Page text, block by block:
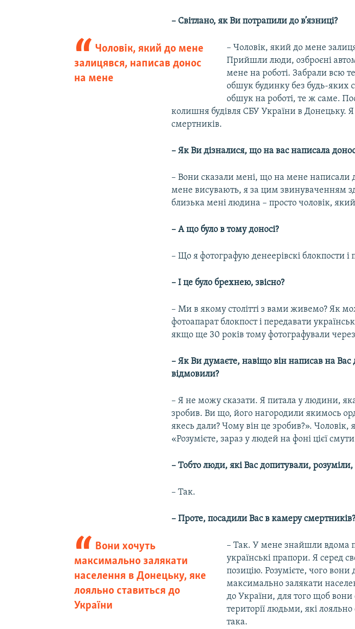
– Світлано, як Ви потрапили до в’язниці?
Чоловік, який до мене
залицявся, написав донос
на мене
– Чоловік, який до мене
Прийшли люди, озброєні
мене на роботі. Забрали всю
обшук будинку без будь-яких
обшук на роботі, те ж саме.
колишня будівля СБУ України в Донецьку. Я
смертників.
– Як Ви дізналися, що на вас написала
– Вони сказали мені, що на мене написали
мене висувають, я за цим звинуваченням
близька мені людина – просто чоловік,
– А що було в тому доносі?
– Що я фотографую денеерівскі блокпости і
– І це було брехнею, звісно?
– Ми в якому столітті з вами живемо? Як
фотоапарат блокпост і передавати
якщо ще 30 років тому фотографували через
– Як Ви думаєте,навіщо він написав на
відмовили?
– Я не можу сказати. Я питала у людини,
зробив. Ви що, його нагородили якимось
якесь дали? Чому він це зробив?».
«Розумієте, зараз у людей на фоні цієї
– Тобто люди, які Вас допитували,
– Так.
– Проте, посадили Вас в камеру
Вони хочуть
максимально залякати
населення в Донецьку, яке
лояльно ставиться до
України
– Так. У мене знайшли вдома
українські прапори. Я серед
позицію. Розумієте, чого
максимально залякати
до України, для того щоб вони
території людьми, які
така.